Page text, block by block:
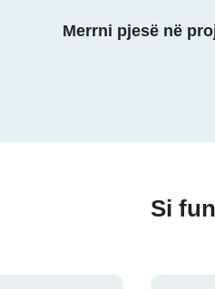
Merrni pjesë në
Si